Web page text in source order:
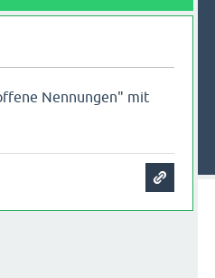
Nennungen" mit